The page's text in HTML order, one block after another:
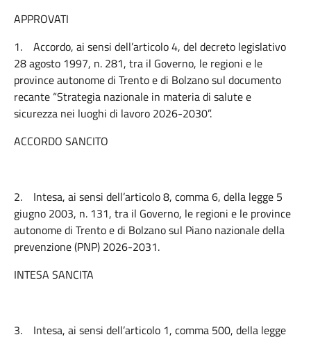
APPROVATI
1. Accordo, ai sensi dell’articolo 4, del decreto legislativo
28 agosto 1997, n. 281, tra il Governo, le regioni e le
province autonome di Trento e di Bolzano sul documento
recante “Strategia nazionale in materia di salute e
sicurezza nei luoghi di lavoro 2026-2030”.
ACCORDO SANCITO
2. Intesa, ai sensi dell’articolo 8, comma 6, della legge 5
giugno 2003, n. 131, tra il Governo, le regioni e le province
autonome di Trento e di Bolzano sul Piano nazionale della
prevenzione (PNP) 2026-2031.
INTESA SANCITA
3. Intesa, ai sensi dell’articolo 1, comma 500, della legge